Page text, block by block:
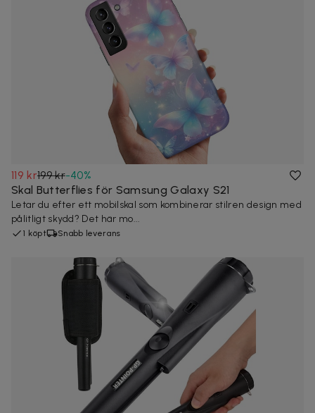
119 kr199 kr-40%
Skal Butterflies för Samsung Galaxy S21
Letar du efter ett mobilskal som kombinerar stilren design med
pålitligt skydd? Det här mo...
1 köpt Snabb leverans